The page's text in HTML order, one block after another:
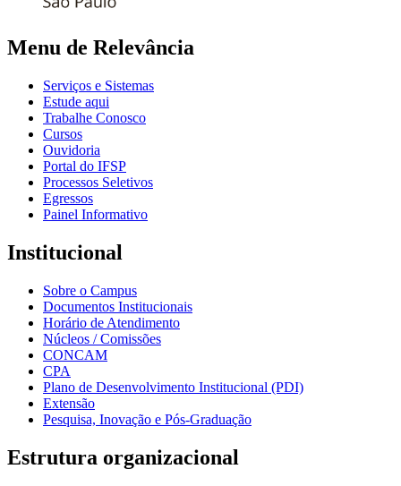
Menu de Relevância
Serviços e Sistemas
Estude aqui
Trabalhe Conosco
Cursos
Ouvidoria
Portal do IFSP
Processos Seletivos
Egressos
Painel Informativo
Institucional
Sobre o Campus
Documentos Institucionais
Horário de Atendimento
Núcleos / Comissões
CONCAM
CPA
Plano de Desenvolvimento Institucional (PDI)
Extensão
Pesquisa, Inovação e Pós-Graduação
Estrutura organizacional